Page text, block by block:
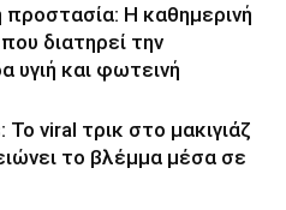
προστασία: Η καθημερινή
διατηρεί την
υγιή και φωτεινή
Το viral τρικ στο μακιγιάζ
το βλέμμα μέσα σε